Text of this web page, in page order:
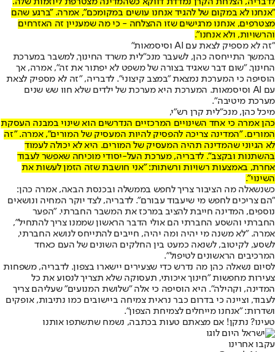
"אנחנו לא במקום של להגיד אנחנו עושים במקומכם", אמרה. "ברגע שהם
מצטרפים, אנחנו מרגישים שזו ההצלחה - כי מה שמעניין זה האזרחים
והרשויות, ולא אנחנו".
"זה לא מספיק לצאת עם AI וסיסמאות"
בהמשך התייחסה כהן, לשעבר מנכ"לית משרד החינוך, למשבר במערכת
החינוך. "שום דבר שאגיד בצורה של משפט לא יפתור את זה", אמרה, אך
הוסיפה כי המערכת נמצאת "במצב קיצוני". לדבריה, "זה לא מספיק לצאת
עם AI וסיסמאות. המערכת היא מערכת של ילדים שלא חוו שש שנים
מערכת מיטיבה".
מיכל כהן, מנכ"לית קרן רש"י,
כהן אמרה כי אחד השינויים המרכזיים הנדרשים הוא שינוי במבנה העסקת
המורים. "המדינה צריכה להפסיק להיות המעסיק של המורים", אמרה. "זה
לא הגיוני שהמדינה תהיה המעסיק של המורים. היא לא יכולה לעמוד
בהשתנות ובקצב". לדבריה, מערכת העל-יסודי מוכיחה שאפשר לעבוד
אחרת, באמצעות רשויות ורשתות: "אני חושבת שזה הזמן לעשות את
השינוי".
כשנשאלה מה הציבור צריך לחפש בממשלה ובכנסת הבאה, אמרה כהן:
"הם צריכים לחפש מי שיעבוד עבורם". לדבריה, לצד יוקר המחיה ונושאים
נוספים, המדינה חייבת להציב במרכז את המשבר החברתי. "הפער
החברתי והשסע החברתי הם אולי הדבר הראשון שממנו צריך להתחיל",
אמרה. "לא משנה מי יהיה ומה יהיה, חייבים להתייחס לנושא החברתי,
לשסע, לקיטוב, לשנאה כמעט בין החלקים השונים של העם כאחד
המרכיבים הראשונים לטיפול".
לסיום נשאלה כהן מה נדרש כדי שצעירים יישארו בצפון. לדבריה, משפחות
צעירות מחפשות "חינוך איכותי, תעסוקה שלא תצריך לנסוע את כל
המדינה, וקהילה". היא הוסיפה כי אלה "שלושת המנועים" שעליהם צריך
לעבוד, וציינה כי בדרום כבר נראית צמיחה ביישובים כמו נתיבות, אופקים
ושדרות: "אנחנו מייחלים לצמיחת הצפון".
טעינו? נתקן! אם מצאתם טעות בכתבה, נשמח שתשתפו אותנו
עקבו אחרינו